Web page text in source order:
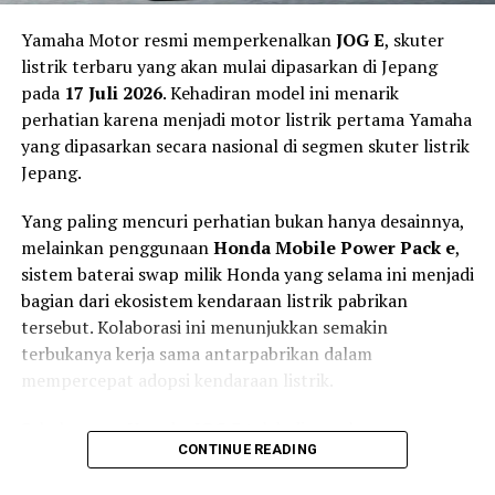
Torsi Instan 180 Nm dan Jarak
Tempuh 160 Km
dengan torsi maksimum mencapai
Yamaha Motor resmi memperkenalkanJOG E, skuter
listrik terbaru yang akan mulai dipasarkan di Jepang
pada 17 Juli 2026. Kehadiran model ini menarik
perhatian karena menjadi motor listrik pertama Yamaha
yang dipasarkan secara nasional di segmen skuter listrik
Jepang.
Yang paling mencuri perhatian bukan hanya desainnya,
melainkan penggunaanHonda Mobile Power Pack e,
sistem baterai swap milik Honda yang selama ini menjadi
bagian dari ekosistem kendaraan listrik pabrikan
tersebut. Kolaborasi ini menunjukkan semakin
terbukanya kerja sama antarpabrikan dalam
mempercepat adopsi kendaraan listrik.
Sebelumnya, Yamaha JOG E telah dipasarkan secara
TokyodanOsaka
CONTINUE READING